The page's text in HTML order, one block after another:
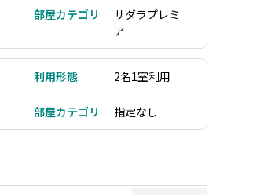
部屋カテゴリ
サダラプレミ
ア
利用形態 2名1室利用
部屋カテゴリ 指定なし